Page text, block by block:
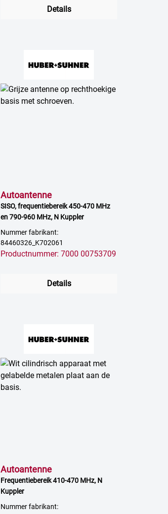
Details
Autoantenne
SISO, frequentiebereik 450-470 MHz
en 790-960 MHz, N Kuppler
Nummer fabrikant:
84460326_K702061
Productnummer: 7000 00753709
Details
Autoantenne
Frequentiebereik 410-470 MHz, N
Kuppler
Nummer fabrikant: